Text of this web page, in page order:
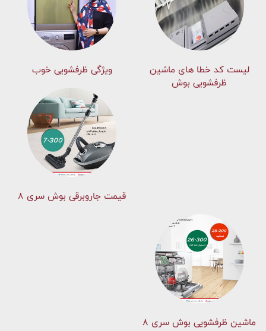
لیست کد خطا های ماشين
ظرفشویی بوش
ویژگی ظرفشویی خوب
قیمت جاروبرقی بوش سری ۸
ماشین ظرفشویی بوش سری 8